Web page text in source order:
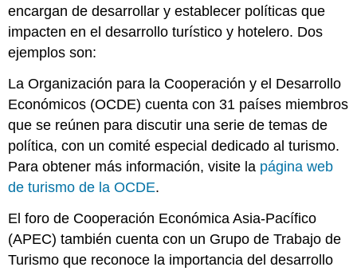
encargan de desarrollar y establecer políticas que
impacten en el desarrollo turístico y hotelero. Dos
ejemplos son:
La Organización para la Cooperación y el Desarrollo
Económicos (OCDE) cuenta con 31 países miembros
que se reúnen para discutir una serie de temas de
política, con un comité especial dedicado al turismo.
Para obtener más información, visite la página web
de turismo de la OCDE.
El foro de Cooperación Económica Asia-Pacífico
(APEC) también cuenta con un Grupo de Trabajo de
Turismo que reconoce la importancia del desarrollo